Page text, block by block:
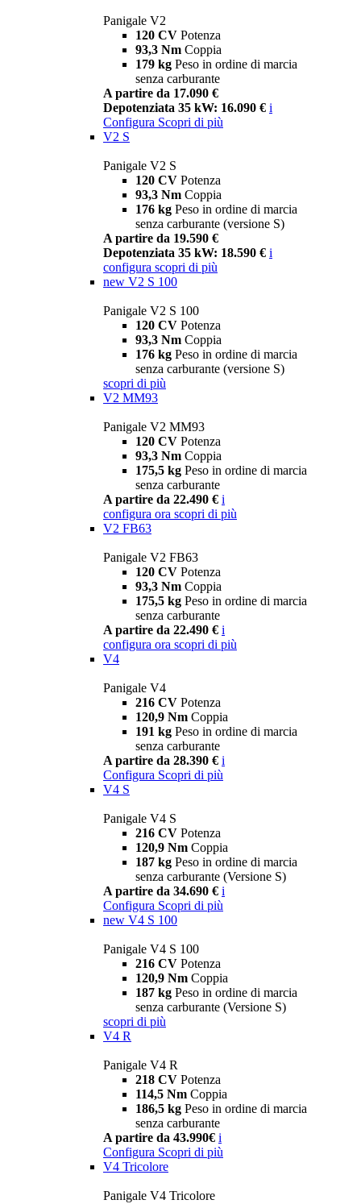
Panigale V2
120 CV Potenza
93,3 Nm Coppia
179 kg Peso in ordine di marcia
senza carburante
A partire da 17.090 €
Depotenziata 35 kW: 16.090 € i
Configura Scopri di più
V2 S
Panigale V2 S
120 CV Potenza
93,3 Nm Coppia
176 kg Peso in ordine di marcia
senza carburante (versione S)
A partire da 19.590 €
Depotenziata 35 kW: 18.590 € i
configura scopri di più
new V2 S 100
Panigale V2 S 100
120 CV Potenza
93,3 Nm Coppia
176 kg Peso in ordine di marcia
senza carburante (versione S)
scopri di più
V2 MM93
Panigale V2 MM93
120 CV Potenza
93,3 Nm Coppia
175,5 kg Peso in ordine di marcia
senza carburante
A partire da 22.490 € i
configura ora scopri di più
V2 FB63
Panigale V2 FB63
120 CV Potenza
93,3 Nm Coppia
175,5 kg Peso in ordine di marcia
senza carburante
A partire da 22.490 € i
configura ora scopri di più
V4
Panigale V4
216 CV Potenza
120,9 Nm Coppia
191 kg Peso in ordine di marcia
senza carburante
A partire da 28.390 € i
Configura Scopri di più
V4 S
Panigale V4 S
216 CV Potenza
120,9 Nm Coppia
187 kg Peso in ordine di marcia
senza carburante (Versione S)
A partire da 34.690 € i
Configura Scopri di più
new V4 S 100
Panigale V4 S 100
216 CV Potenza
120,9 Nm Coppia
187 kg Peso in ordine di marcia
senza carburante (Versione S)
scopri di più
V4 R
Panigale V4 R
218 CV Potenza
114,5 Nm Coppia
186,5 kg Peso in ordine di marcia
senza carburante
A partire da 43.990€ i
Configura Scopri di più
V4 Tricolore
Panigale V4 Tricolore